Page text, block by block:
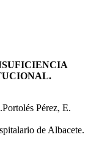
Pérez, E.
de Albacete.